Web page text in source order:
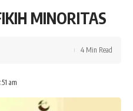
MINORITAS
am
4 Min Read